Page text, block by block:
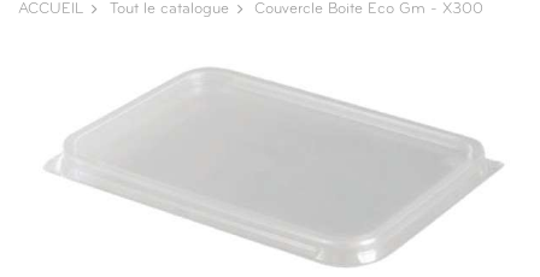
ACCUEIL Tout le catalogue Couvercle Boite Eco Gm - X300